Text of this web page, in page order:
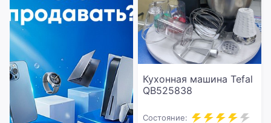
Кухонная машина Tefal
QB525838
Состояние: